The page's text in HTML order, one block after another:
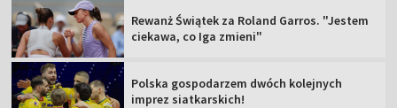
Rewanż Świątek za Roland Garros. "Jestem
ciekawa, co Iga zmieni"
Polska gospodarzem dwóch kolejnych
imprez siatkarskich!